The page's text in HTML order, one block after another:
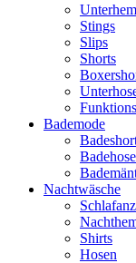
Stings
Slips
Shorts
Bademode
Nachtwäsche
Shirts
Hosen